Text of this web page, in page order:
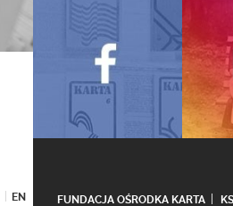
EN FUNDACJA OŚRODKA KARTA